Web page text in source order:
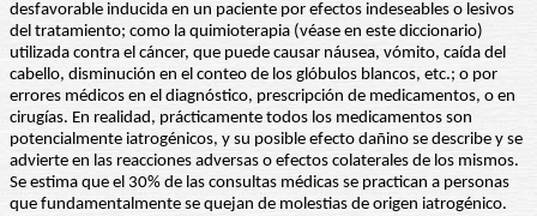
desfavorable inducida en un paciente por efectos indeseables o lesivos
del tratamiento; como la quimioterapia (véase en este diccionario)
utilizada contra el cáncer, que puede causar náusea, vómito, caída del
cabello, disminución en el conteo de los glóbulos blancos, etc.; o por
errores médicos en el diagnóstico, prescripción de medicamentos, o en
cirugías. En realidad, prácticamente todos los medicamentos son
potencialmente iatrogénicos, y su posible efecto dañino se describe y se
advierte en las reacciones adversas o efectos colaterales de los mismos.
Se estima que el 30% de las consultas médicas se practican a personas
que fundamentalmente se quejan de molestias de origen iatrogénico.